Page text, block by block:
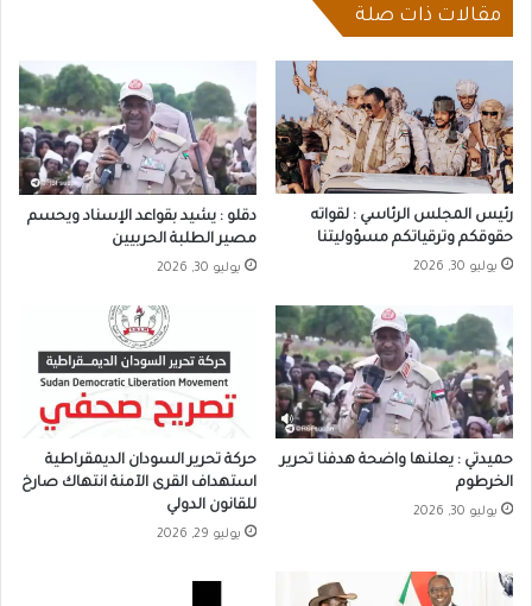
مقالات ذات صلة
رئيس المجلس الرئاسي : لقواته
حقوقكم وترقياتكم مسؤوليتنا
يوليو 30, 2026
دقلو : يشيد بقواعد الإسناد ويحسم
مصير الطلبة الحربيين
يوليو 30, 2026
حميدتي : يعلنها واضحة هدفنا تحرير
الخرطوم
يوليو 30, 2026
حركة تحرير السودان الديمقراطية
استهداف القرى الآمنة انتهاك صارخ
للقانون الدولي
يوليو 29, 2026